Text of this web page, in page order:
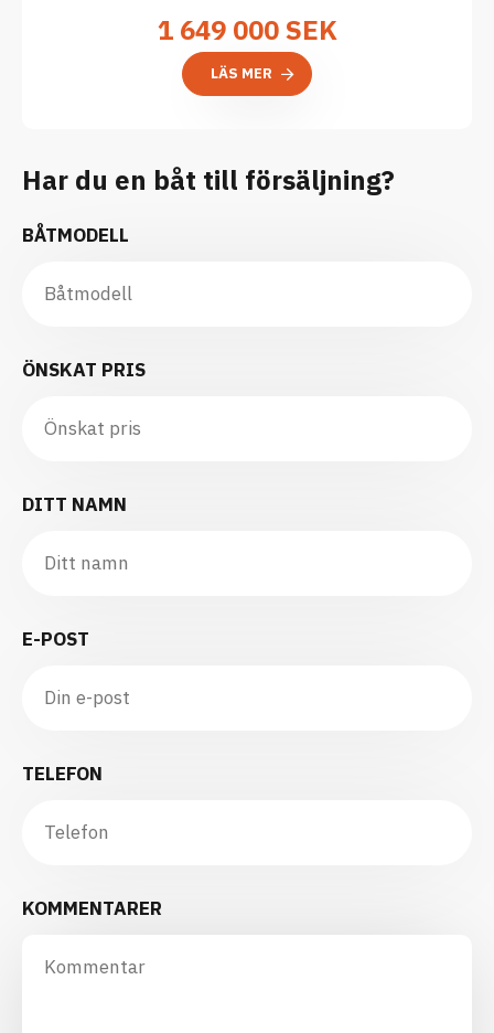
1 649 000SEK
LÄS MER
Har du en båt till försäljning?
BÅTMODELL
ÖNSKAT PRIS
DITT NAMN
E-POST
TELEFON
KOMMENTARER